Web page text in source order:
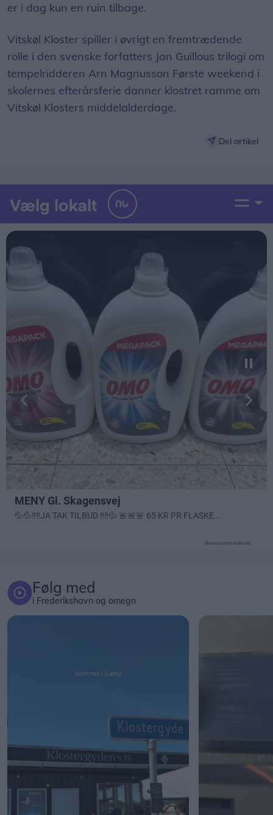
er i dag kun en ruin tilbage.
Vitskøl Kloster spiller i øvrigt en fremtrædende
rolle i den svenske forfatters Jan Guillous trilogi om
tempelridderen Arn Magnusson Første weekend i
skolernes efterårsferie danner klostret ramme om
Vitskøl Klosters middelalderdage.
Del artikel
Annonceret indhold
Følg med
i Frederikshavn og omegn